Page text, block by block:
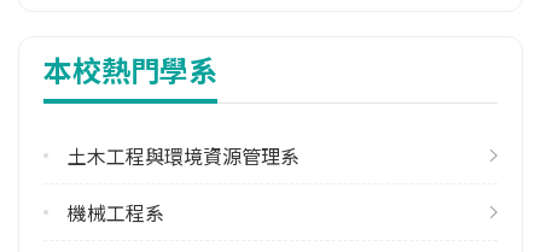
本校熱門學系
土木工程與環境資源管理系
機械工程系